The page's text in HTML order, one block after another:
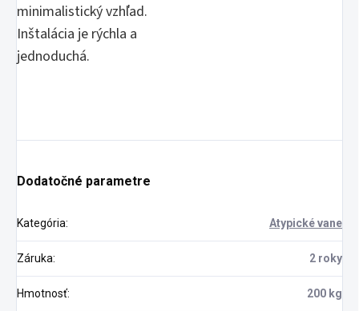
minimalistický vzhľad.
Inštalácia je rýchla a
jednoduchá.
Dodatočné parametre
Kategória: Atypické vane
Záruka: 2 roky
Hmotnosť: 200 kg